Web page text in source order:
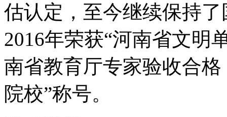
估认定，至今继续保持
2016年荣获“河南省文明
南省教育厅专家验收合
院校”称号。